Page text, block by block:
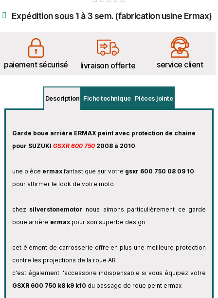
Expédition sous 1 à 3 sem. (fabrication usine Ermax)
paiement sécurisé livraison offerte service client
Description Fiche technique Pièces jointe
Garde boue arrière ERMAX peint avec protection de chaine
pour SUZUKI GSXR 600 7502008 à 2010
une pièce ermaxfantastique sur votre gsxr 600 750 08 09 10
pour affirmer le look de votre moto
chez silverstonemotor nous aimons particulièrement ce garde
boue arrière ermaxpour son superbe design
cet élément de carrosserie offre en plus une meilleure protection
contre les projections de la roue AR
c'est également l'accessoire indispensable si vous équipez votre
GSXR 600 750 k8 k9 k10 du passage de roue peint ermax